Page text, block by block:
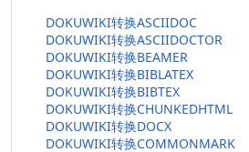
DOKUWIKI转换ASCIIDOC
DOKUWIKI转换ASCIIDOCTOR
DOKUWIKI转换BEAMER
DOKUWIKI转换BIBLATEX
DOKUWIKI转换BIBTEX
DOKUWIKI转换CHUNKEDHTML
DOKUWIKI转换DOCX
DOKUWIKI转换COMMONMARK